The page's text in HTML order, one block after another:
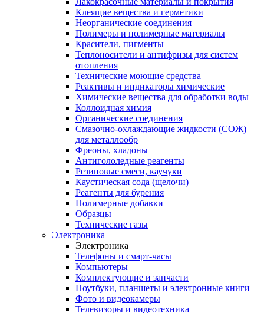
Клеящие вещества и герметики
Неорганические соединения
Полимеры и полимерные материалы
Красители, пигменты
Теплоносители и антифризы для систем
отопления
Технические моющие средства
Реактивы и индикаторы химические
Химические вещества для обработки воды
Коллоидная химия
Органические соединения
Смазочно-охлаждающие жидкости (СОЖ)
для металлообр
Фреоны, хладоны
Антигололедные реагенты
Резиновые смеси, каучуки
Каустическая сода (щелочи)
Реагенты для бурения
Полимерные добавки
Образцы
Технические газы
Электроника
Электроника
Телефоны и смарт-часы
Компьютеры
Комплектующие и запчасти
Ноутбуки, планшеты и электронные книги
Фото и видеокамеры
Телевизоры и видеотехника